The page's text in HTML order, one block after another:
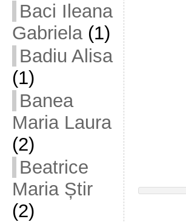
Baci Ileana
Gabriela(1)
Badiu Alisa
(1)
Banea
Maria Laura
(2)
Beatrice
Maria Știr
(2)